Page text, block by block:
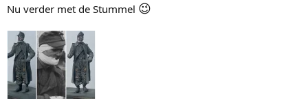
Nu verder met de Stummel 😉